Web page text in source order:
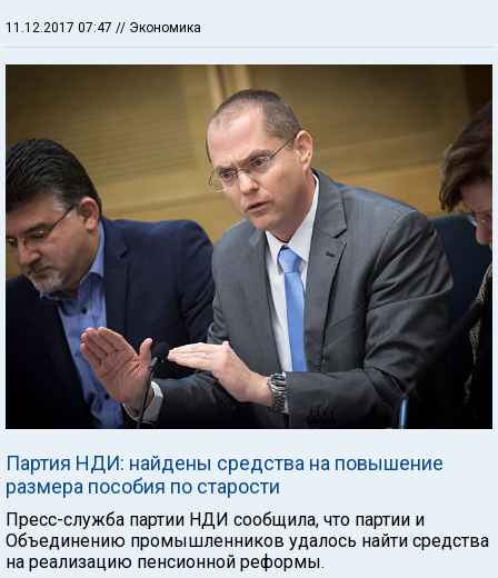
11.12.2017 07:47 // Экономика
Партия НДИ: найдены средства на повышение
размера пособия по старости
Пресс-служба партии НДИ сообщила, что партии и
Объединению промышленников удалось найти средства
на реализацию пенсионной реформы.